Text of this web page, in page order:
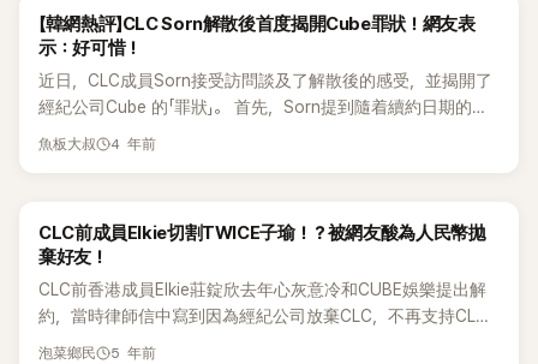
成真，卻無法看到完整體回歸。 有粉絲留言表示：「沒有有眞的
CLC週年演唱會，真的讓人百感交集。」另一位粉絲則氣憤寫
下：「CLC終於重聚了，結果有眞卻不能一起參加，真的把一切
都毀了。」 儘管此次重聚未能以完整體形式登場，但對許多陪
伴CLC一路走來的粉絲而言，成員們時隔多年再次聚首，依然
具有相當特殊的意義。
藝圈。 隨後，就有網友發現，韓國知名百科網站「Namuwiki」公
開的透明化紀錄中，疑似出現權恩彬本人親自提出刪除頁面的
申請內容，瞬間讓「退圈說」再度升溫。 根據流出的內容，權恩
彬表示：「我目前實際上已經處於停止演藝活動的狀態，包含
Naver 個人檔案在內的公開資料，也都已經下架。」她還提到：
也讓她感到相當有壓力，因此希望能依照本人意願刪除相關頁
面。 這段內容曝光後，也讓不少粉絲認為，權恩彬其實已經間
接證實自己正準備退出演藝圈。尤其她親口提到「停止演藝活
動」以及「想回歸普通人生活」，更被外界解讀為退圈前兆。 雖然
目前無論是Cube娛樂還是權恩彬本人，都尚未正式使用「引退」
或「退出演藝圈」等字眼，但隨著合約終止、公開資料被刪除，
見血表示「那就不是以教會歐巴身分認識的了」，再度讓全場都
笑出聲。 小編：現實教會歐巴的長相就這樣平易近人~~
下一個出演者。 在上台前睿恩表示：「想向眾人展現出我已成
長並回歸的模樣」，表達出她的決心。舞台開始時，睿恩好像
180度轉變一樣展示她的舞台實力。 睿恩以首次推出個人專輯
的主打歌《Cherry Coke》為表演曲目，用充滿魅力的眼神壓倒
全場，加上自然的表情演技提高了眾人的投入度，令人讚歎不
未來的表演。 當升級對決結果公佈時，睿恩不僅被宣佈可從2
軍進升為1軍，還在在7比7的團隊中，被選為Snap最上位成員
Cherry Bullet 紫蘿的第一個Pick成員。預告了將來會出現史無
前例的表演。 另外，以獨一無二的實力在《Queendom
Puzzle》中首次登場的睿恩，之前發行了首張個人單曲專輯
【韓網熱評】CLC Sorn解散後首度揭開Cube罪狀！網友表
示：好可惜！
近日，CLC成員Sorn接受訪問談及了解散後的感受，並揭開了
經紀公司Cube 的「罪狀」。 首先，Sorn提到隨着續約日期的臨
近，成員們雖然想繼續組合活動，但是公司提議進行個人活
損失，節目結束後才通知退出。 另外，對於頻繁的風格變化，
成員們雖然反對過眾說紛紜的歌曲和概念變化，但是公司沒有
答應，最終還是以不符合的歌曲繼續活動。而當時反響很好的
《Hobgoblin》、《Black Dress》等都是成員們親自制作的概念。
連最後的《Helicopter》也是從CUBE那裏聽到是最後的活動後，
魚板大叔 4 年前
CLC前成員Elkie切割TWICE子瑜！？被網友酸為人民幣拋
棄好友！
CLC前香港成員Elkie莊錠欣去年心灰意冷和CUBE娛樂提出解
約，當時律師信中寫到因為經紀公司放棄CLC，不再支持CLC
活動而決定解約，成為第一個離開組合的人。當時Elkie解約的
泡菜鄉民 5 年前